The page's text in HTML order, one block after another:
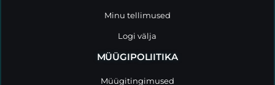
Minu tellimused
Logi välja
MÜÜGIPOLIITIKA
Müügitingimused